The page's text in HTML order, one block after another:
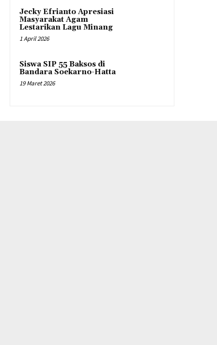
Jecky Efrianto Apresiasi
Masyarakat Agam
Lestarikan Lagu Minang
1 April 2026
Siswa SIP 55 Baksos di
Bandara Soekarno-Hatta
19 Maret 2026